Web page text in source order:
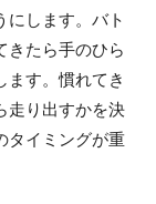
にします。バト
きたら手のひら
ます。慣れてき
走り出すかを決
タイミングが重